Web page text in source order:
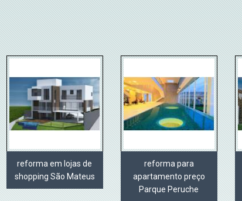
reforma em lojas de
shopping São Mateus
reforma para
apartamento preço
Parque Peruche